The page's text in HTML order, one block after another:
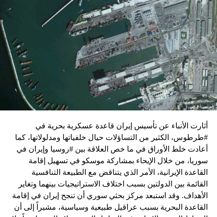
زيارة تأتي في إطار الجهود الدبلوماسية المكثفة التي تبذلها
واشنطن للدفع بالمفاوضات والتوصل إلى اتفاق لوقف لإطلاق
النار في غزة.
ويبدو أن نتنياهو استبق زيارة بلينكن لإسرائيل بالتأكيد على أن
الضغوط يجب أن تتوجه إلى حماس، وليس على حكومته.
كما وقال بيان من مكتب نتنياهو إنه مصر على بقاء القوات
الإسرائيلية في محور فيلادلفيا “لمنع الإرهابيين من إعادة
التسلح”.
وفي هذا السياق، قال الكاتب والباحث السياسي الفلسطيني
جمال زقوت في حديث لـ”سكاي نيوز عربية”:
حماس ليست عقبة في المفاوضات وأي حديث من هذا
القبيل تجني على الموقف الفلسطيني.
المعضلة الأساسية هي أن نتنياهو يعرض المجتمع
الإسرائيلي والمنطقة للخطر.
أثارت الأنباء عن تأسيس إيران قاعدة عسكرية بحرية في
#طرطوس، الكثير من التساؤلات حيال خلفياتها ومدلولاتها، كما
أعادت خلط الأوراق في ما خص العلاقة بين #روسيا وإيران في
سوريا، من خلال الإيحاء بمشاركة موسكو في تسهيل إقامة
القاعدة الإيرانية، الأمر الذي يتناقض مع الطبيعة التنافسية
القائمة بين الدولتين بسبب اختلاف الاستراتيجيات بينهما وتغاير
الأهداف. وقد استبعد مركز بحثي سوري أن تنجح إيران في إقامة
القاعدة البحرية بسبب عراقيل طبيعية وسياسية، مشيراً إلى أن